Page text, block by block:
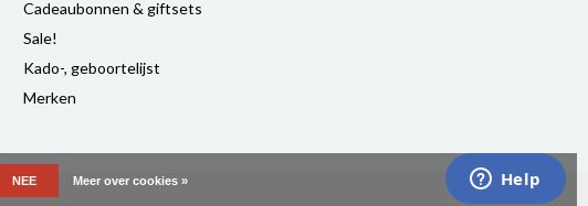
Cadeaubonnen & giftsets
Sale!
Kado-, geboortelijst
Merken
NEE Meer over cookies »